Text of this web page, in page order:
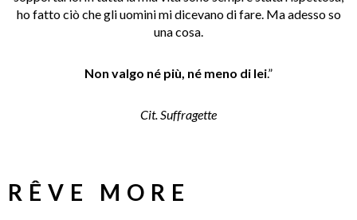
ho fatto ciò che gli uomini mi dicevano di fare. Ma adesso so
una cosa.
Non valgo né più, né meno di lei.”
Cit. Suffragette
RÊVE MORE